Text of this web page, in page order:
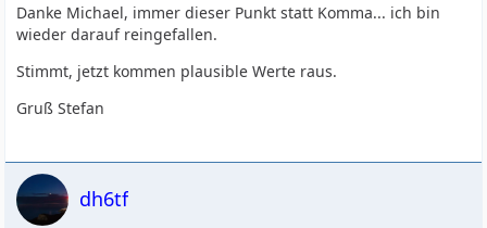
Danke Michael, immer dieser Punkt statt Komma... ich bin
wieder darauf reingefallen.
Stimmt, jetzt kommen plausible Werte raus.
Gruß Stefan
dh6tf